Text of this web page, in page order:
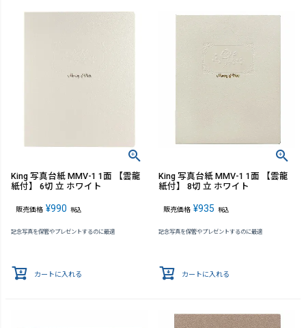
King 写真台紙 MMV-1 1面 【雲龍
紙付】 6切 立 ホワイト
販売価格 ¥990 税込
記念写真を保管やプレゼントするのに最適
カートに入れる
King 写真台紙 MMV-1 1面 【雲龍
紙付】 8切 立 ホワイト
販売価格 ¥935 税込
記念写真を保管やプレゼントするのに最適
カートに入れる